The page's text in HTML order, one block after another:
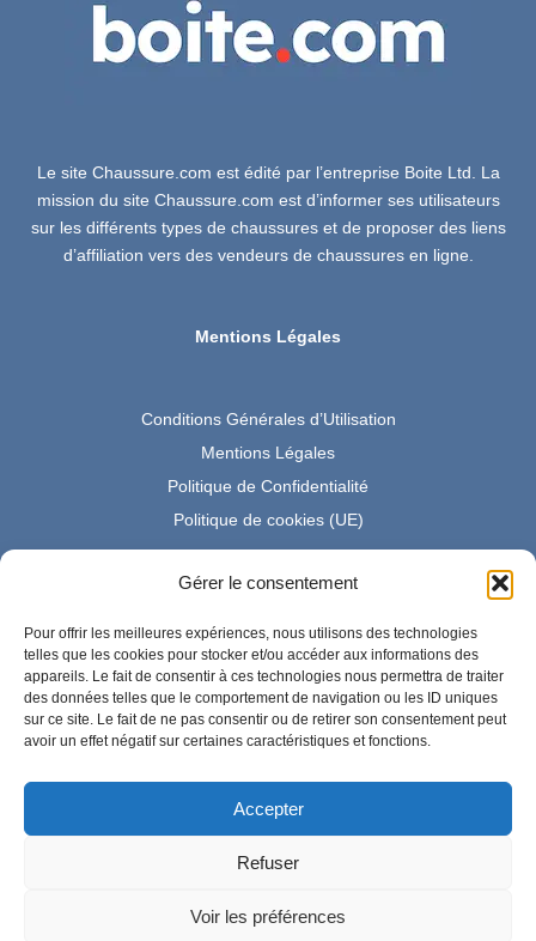
Gérer le consentement
Pour offrir les meilleures expériences, nous utilisons des technologies
telles que les cookies pour stocker et/ou accéder aux informations des
appareils. Le fait de consentir à ces technologies nous permettra de traiter
des données telles que le comportement de navigation ou les ID uniques
sur ce site. Le fait de ne pas consentir ou de retirer son consentement peut
avoir un effet négatif sur certaines caractéristiques et fonctions.
Accepter
Refuser
Voir les préférences
Le site Chaussure.com est édité par l’entreprise Boite Ltd. La
mission du site Chaussure.com est d’informer ses utilisateurs
sur les différents types de chaussures et de proposer des liens
d’affiliation vers des vendeurs de chaussures en ligne.
Mentions Légales
Conditions Générales d’Utilisation
Mentions Légales
Politique de Confidentialité
Politique de cookies (UE)
En tant que Partenaire Amazon, je réalise un bénéfice sur les
achats remplissant les conditions requises.
Amazon et le logo Amazon sont des marques d'Amazon.com,
Inc. ou de ses sociétés affiliées.